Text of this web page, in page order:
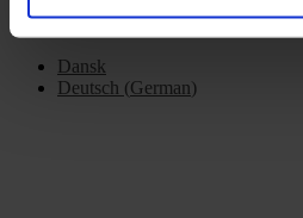
Dansk
Deutsch (German)